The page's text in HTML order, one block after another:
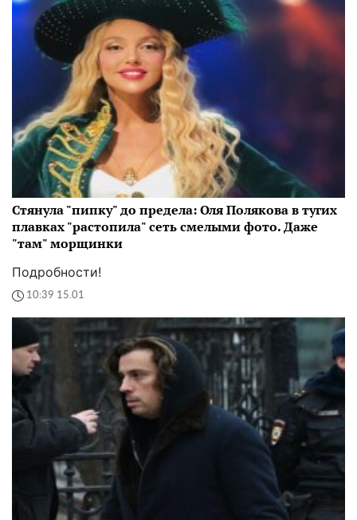
Стянула "пипку" до предела: Оля Полякова в тугих
плавках "растопила" сеть смелыми фото. Даже
"там" морщинки
Подробности!
10:39 15.01